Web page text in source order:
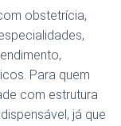
obstetrícia,
Para quem
com estrutura
já que